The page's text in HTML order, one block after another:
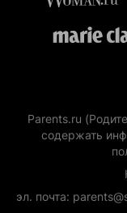
Parents.ru
содержать
эл. почта: